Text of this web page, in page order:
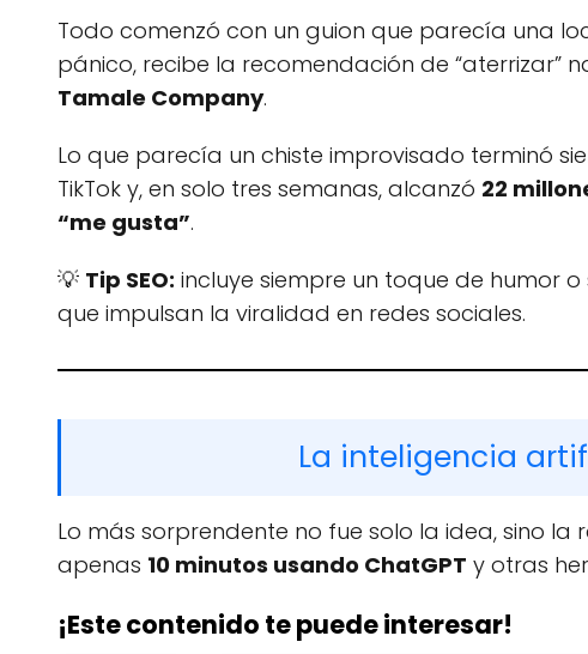
Todo comenzó con un guion que parecía una
pánico, recibe la recomendación de “aterrizar”
Tamale Company.
Lo que parecía un chiste improvisado terminó
TikTok y, en solo tres semanas, alcanzó 22
“me gusta”.
💡 Tip SEO: incluye siempre un toque de humor
que impulsan la viralidad en redes sociales.
La inteligencia
Lo más sorprendente no fue solo la idea, sino la
apenas 10 minutos usando ChatGPT y otras
¡Este contenido te puede interesar!